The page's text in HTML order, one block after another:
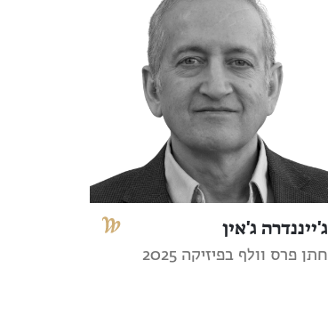
ג'ייננדרה ג'אין
חתן פרס וולף בפיזיקה 2025